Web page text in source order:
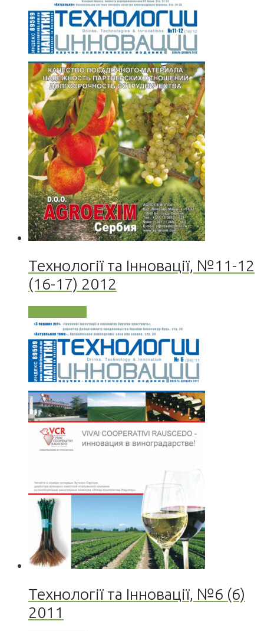
Технології та Інновації, №11-12
(16-17) 2012
Технології та Інновації, №6 (6)
2011